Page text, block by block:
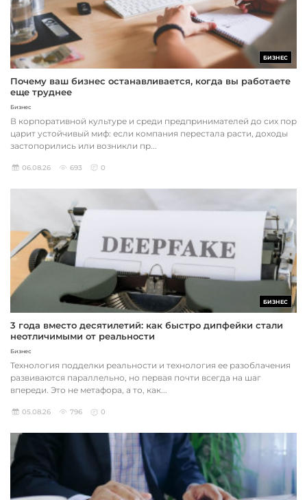
БИЗНЕС
Почему ваш бизнес останавливается, когда вы работаете
еще труднее
Бизнес
В корпоративной культуре и среди предпринимателей до сих пор
царит устойчивый миф: если компания перестала расти, доходы
застопорились или возникли пр...
06.08.26 693 0
БИЗНЕС
3 года вместо десятилетий: как быстро дипфейки стали
неотличимыми от реальности
Бизнес
Технология подделки реальности и технология ее разоблачения
развиваются параллельно, но первая почти всегда на шаг
впереди. Это не метафора, а то, как...
05.08.26 796 0